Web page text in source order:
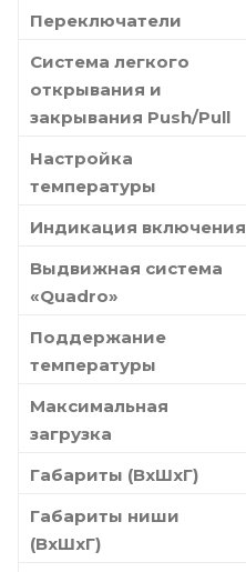
Переключатели
Система легкого
открывания и
закрывания Push/Pull
Настройка
температуры
Индикация включения
Выдвижная система
«Quadro»
Поддержание
температуры
Максимальная
загрузка
Габариты (ВхШхГ)
Габариты ниши
(ВхШхГ)